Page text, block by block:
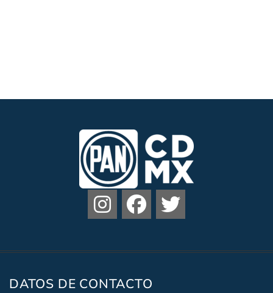
DATOS DE CONTACTO